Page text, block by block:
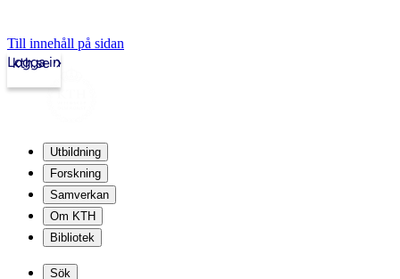
Till innehåll på sidan
kth.se
Logga in
Utbildning
Forskning
Samverkan
Om KTH
Bibliotek
Sök